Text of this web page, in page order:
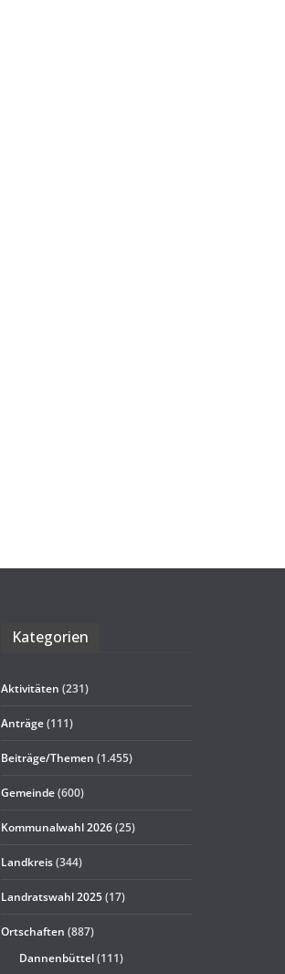
Kate­go­rien
Aktivitäten (231)
Anträge(111)
Beiträge/Themen (1.455)
Gemeinde(600)
Kommunalwahl 2026(25)
Landkreis(344)
Landratswahl 2025(17)
Ortschaften (887)
Dannenbüttel(111)